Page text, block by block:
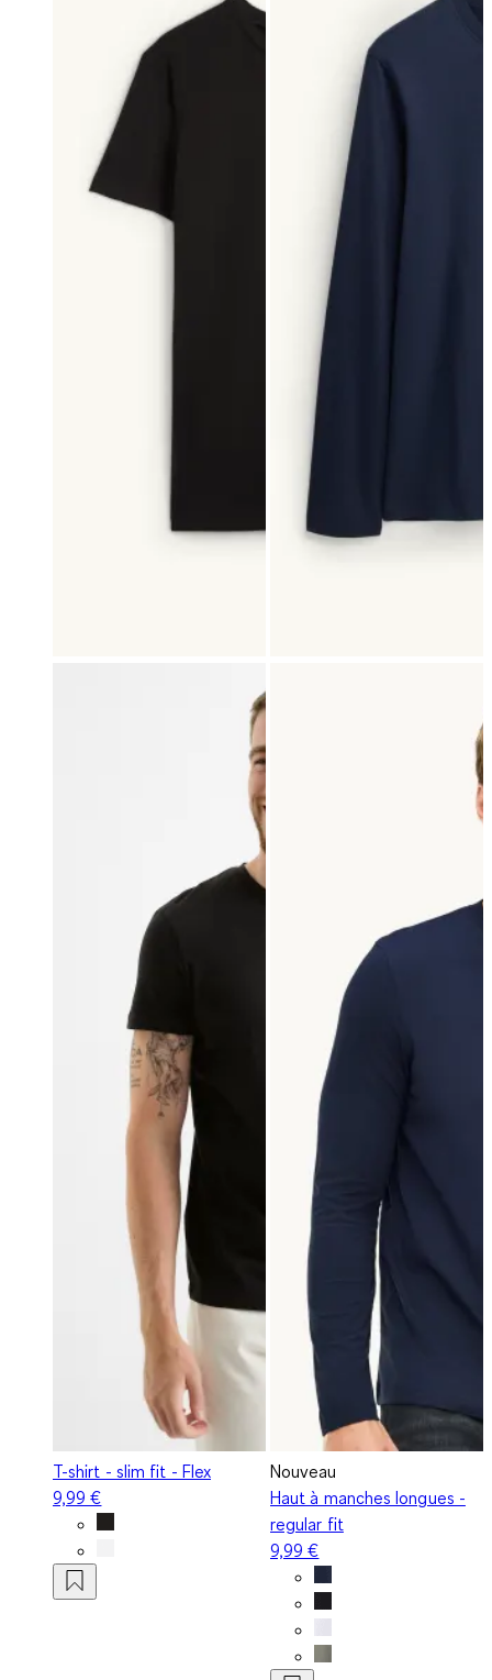
T-shirt - slim fit - Flex
9,99 €
Nouveau
Haut à manches longues -
regular fit
9,99 €